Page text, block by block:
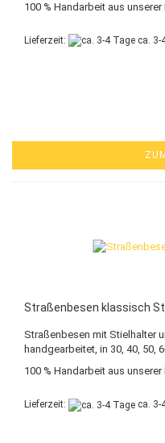
100 % Handarbeit aus
Lieferzeit: ca. 3-
Straßenbesen klassisch
Straßenbesen mit Stielhalter
handgearbeitet, in 30, 40, 50,
100 % Handarbeit aus
Lieferzeit: ca. 3-